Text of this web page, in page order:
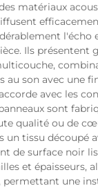
matériaux
l'écho
Ils présentent
au son avec une
avec les
sont
qualité ou de
un tissu découpé
de surface noir
et épaisseurs,
une